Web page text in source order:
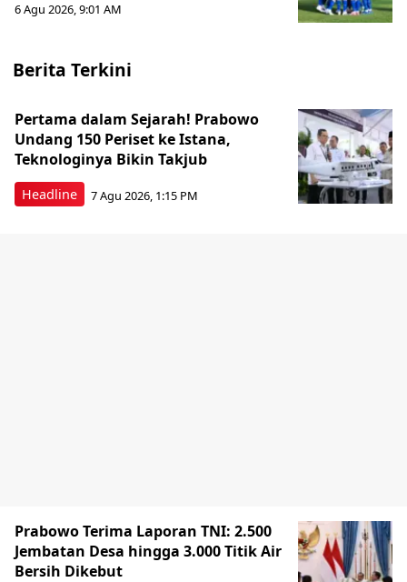
6 Agu 2026, 9:01 AM
Berita Terkini
Headline
Pertama dalam Sejarah! Prabowo
Undang 150 Periset ke Istana,
Teknologinya Bikin Takjub
7 Agu 2026, 1:15 PM
Prabowo Terima Laporan TNI: 2.500
Jembatan Desa hingga 3.000 Titik Air
Bersih Dikebut